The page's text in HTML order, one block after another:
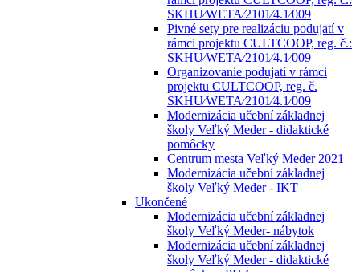
SKHU⁄WETA⁄2101⁄4.1⁄009
Pivné sety pre realizáciu podujatí v
rámci projektu CULTCOOP, reg. č.:
SKHU⁄WETA⁄2101⁄4.1⁄009
Organizovanie podujatí v rámci
projektu CULTCOOP, reg. č.
SKHU⁄WETA⁄2101⁄4.1⁄009
Modernizácia učební základnej
školy Veľký Meder - didaktické
pomôcky
Centrum mesta Veľký Meder 2021
Modernizácia učební základnej
školy Veľký Meder - IKT
Ukončené
Modernizácia učební základnej
školy Veľký Meder- nábytok
Modernizácia učební základnej
školy Veľký Meder - didaktické